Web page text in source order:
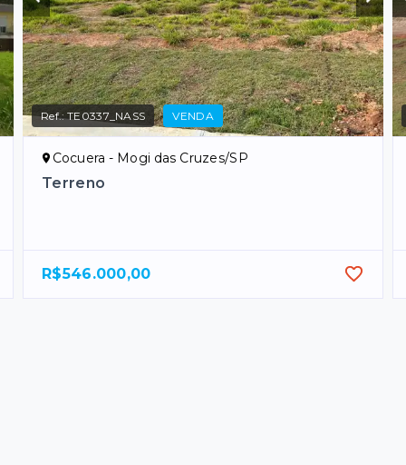
Ref.:TE0337_NASS VENDA
Cocuera - Mogi das Cruzes/SP
Terreno
R$546.000,00